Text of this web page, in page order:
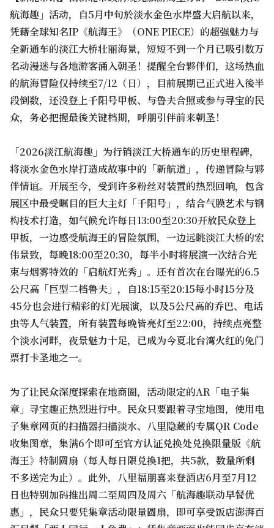
航海趣」活动，自5月中旬於淡水金色水岸盛大启航以来，
凭藉全球知名IP《航海王》（ONE PIECE）的超强魅力与
全新通车的淡江大桥壮丽海景，短短不到一个月已吸引数万
名动漫迷与各地游客涌入朝圣！提醒全台夥伴们，这场热血
的航海冒险仅持续至7/12（日），目前展期已正式进入後半
段倒数，还没登上千阳号甲板、与鲁夫合照或参与寻宝的民
众，务必把握最後关键档期，呼朋引伴前来朝圣！
「2026淡江航海趣」为行销淡江大桥通车的历史里程碑，
将淡水金色水岸打造成故事中的「新航道」，传递冒险与夥
伴情谊。开展至今，受到许多粉丝对装置的热烈回响，包含
展区中最受瞩目的巨大主灯「千阳号」，结合气膜艺术与钢
构技术打造，如气候允许每日13:00至20:30开放民众登上
甲板，一边感受航海王的冒险氛围，一边远眺淡江大桥的宏
伟景致，每晚18:00至20:30，每半小时将展演一次结合光
束与烟雾特效的「启航灯光秀」。还有首次在台曝光的6.5
公尺高「巨型二档鲁夫」，自18:15至20:15每小时15分及
45分也会进行精彩的灯光展演，以及5公尺高的乔巴、电话
虫等人气装置，所有装置每晚皆亮灯至22:00，持续点亮整
个淡水河畔，夜景魅力十足，已成为今夏北台湾火红的免门
票打卡圣地之一。
为了让民众深度探索在地商圈，活动限定的AR「电子集
章」寻宝趣正热烈进行中。民众只要跟着寻宝地图，使用电
子集章网页的扫描器扫描淡水、八里隐藏的专属QR Code
收集图章，集满6个即可至官方认证兑换处兑换限量版《航
海王》特制圆扇（每人每日限兑换1把，共5款，数量所剩
不多送完为止）。此外，八里福朋喜来登酒店6月至7月12
日也特别加码推出周二至周四及周六「航海趣联动早餐优
惠」，民众只要凭集章活动限量圆扇，即可享受饭店澎湃百